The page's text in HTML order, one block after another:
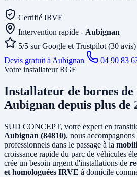
Certifié IRVE
Intervention rapide - Aubignan
5/5 sur Google et Trustpilot (30 avis)
Devis gratuit à Aubignan
04 90 83
Votre installateur RGE
Installateur de bornes de
Aubignan depuis plus de
SUD CONCEPT, votre expert en
Aubignan (84810), nous
professionnels dans le passage à la
croissance rapide du parc de véhicules
crée un besoin urgent d'installations de
et homologuées IRVE à domicile